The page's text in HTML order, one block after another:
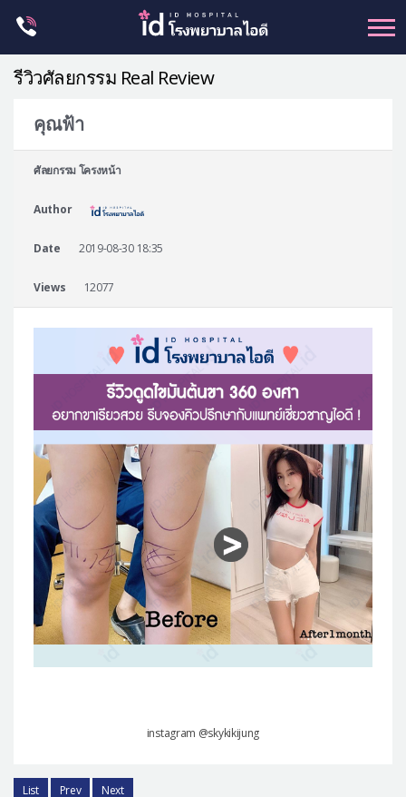
ศัลยกรรม โครงหน้า
หน้าอก
ศัลยกรรมผู้ชาย
แผนกผิวหนัง
แผนกศัลยกรรมจุดซ่อนเร้น
เครื่องสำอาง
let-me-in
แนะนำโรงพยาบาลไอดี
ศัลยกรรมอย่างปลอดภัย
ปรึกษาทางออนไลน์
รีวิวศัลยกรรม Real Review
คุณฟ้า
ศัลยกรรม โครงหน้า
Author
Date 2019-08-30 18:35
Views 12077
instagram @skykikijung
List Prev Next